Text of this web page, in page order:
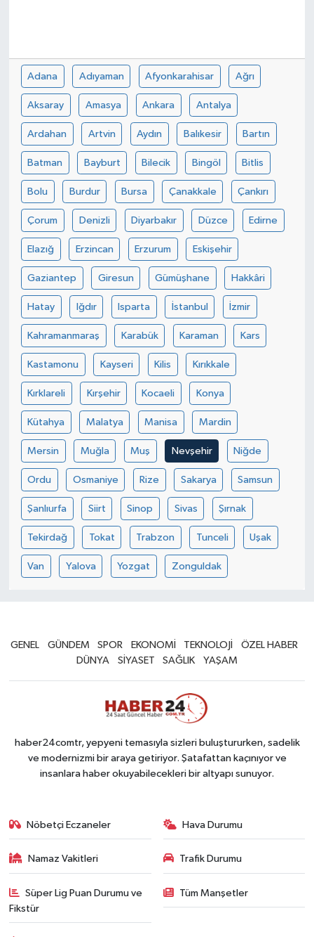
Adana Adıyaman Afyonkarahisar Ağrı
Aksaray Amasya Ankara Antalya
Ardahan Artvin Aydın Balıkesir Bartın
Batman Bayburt Bilecik Bingöl Bitlis
Bolu Burdur Bursa Çanakkale Çankırı
Çorum Denizli Diyarbakır Düzce Edirne
Elazığ Erzincan Erzurum Eskişehir
Gaziantep Giresun Gümüşhane Hakkâri
Hatay Iğdır Isparta İstanbul İzmir
Kahramanmaraş Karabük Karaman Kars
Kastamonu Kayseri Kilis Kırıkkale
Kırklareli Kırşehir Kocaeli Konya
Kütahya Malatya Manisa Mardin
Mersin Muğla Muş Nevşehir Niğde
Ordu Osmaniye Rize Sakarya Samsun
Şanlıurfa Siirt Sinop Sivas Şırnak
Tekirdağ Tokat Trabzon Tunceli Uşak
Van Yalova Yozgat Zonguldak
GENEL GÜNDEM SPOR EKONOMİ TEKNOLOJİ
ÖZEL HABER
DÜNYA
SİYASET SAĞLIK YAŞAM
haber24comtr, yepyeni temasıyla sizleri buluştururken, sadelik
ve modernizmi bir araya getiriyor. Şatafattan kaçınıyor ve
insanlara haber okuyabilecekleri bir altyapı sunuyor.
Nöbetçi Eczaneler Hava Durumu
Namaz Vakitleri Trafik Durumu
Süper Lig Puan Durumu ve
Fikstür
Tüm Manşetler